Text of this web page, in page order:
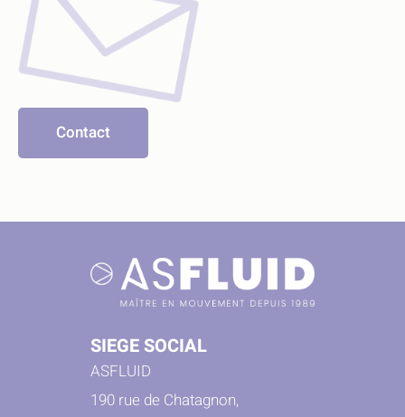
Contact
SIEGE SOCIAL
ASFLUID
190 rue de Chatagnon,